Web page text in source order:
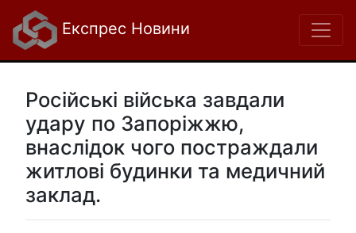
Експрес Новини
Російські війська завдали
удару по Запоріжжю,
внаслідок чого постраждали
житлові будинки та медичний
заклад.